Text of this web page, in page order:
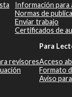
Información para
Normas de
Enviar trabajo
Certificados de
revisores
Para
Acceso
Formato
Aviso